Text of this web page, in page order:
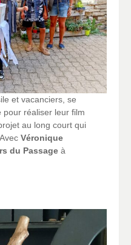
et vacanciers, se
pour réaliser leur film
au long court qui
Véronique
du Passage à